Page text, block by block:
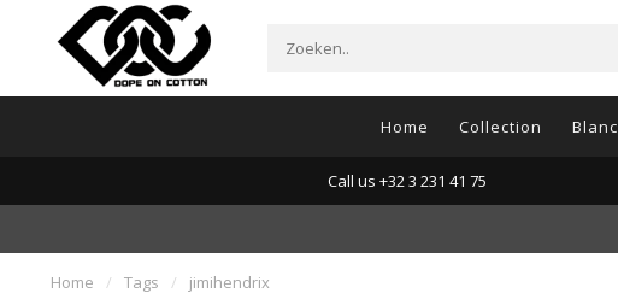
Home Collection
Call us +32 3 231 41 75
Home / Tags / jimihendrix